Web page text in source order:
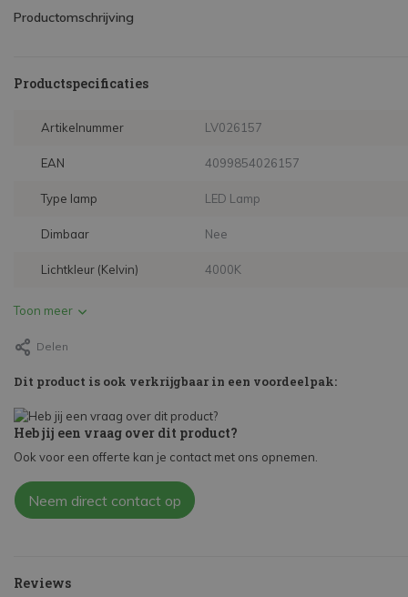
Productomschrijving
Productspecificaties
Artikelnummer LV026157
EAN 4099854026157
Type lamp LED Lamp
Dimbaar Nee
Lichtkleur (Kelvin) 4000K
Toon meer
Delen
Dit product is ook verkrijgbaar in een voordeelpak:
Heb jij een vraag over dit product?
Ook voor een offerte kan je contact met ons opnemen.
Neem direct contact op
Reviews